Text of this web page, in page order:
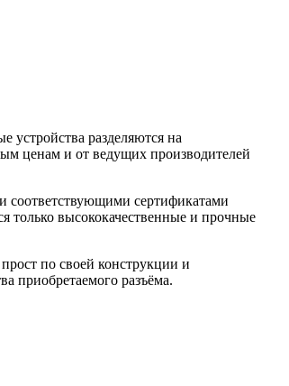
разделяются на
ценам и от ведущих производителей
соответствующими сертификатами
только высококачественные и прочные
по своей конструкции и
приобретаемого разъёма.